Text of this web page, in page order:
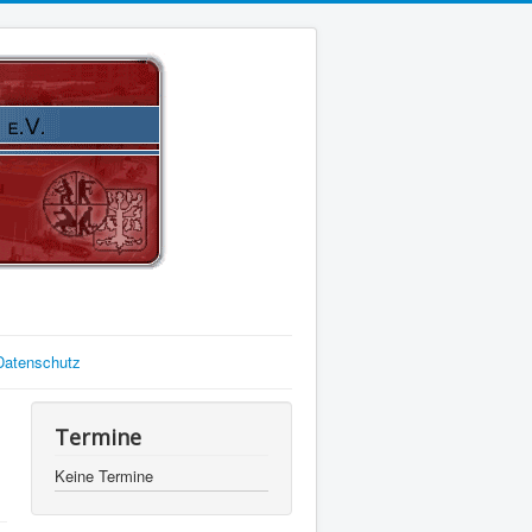
Termine
Keine Termine